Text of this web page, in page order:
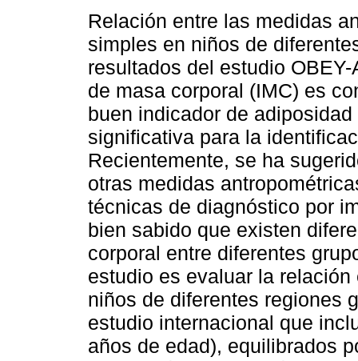
Relación entre las medidas
simples en niños de
resultados del estudio
de masa corporal (IMC) es
buen indicador de
significativa para la
Recientemente, se ha
otras medidas
técnicas de diagnóstico por
bien sabido que existen
corporal entre diferentes
estudio es evaluar la
niños de diferentes regiones
estudio internacional que
años de edad), equilibrados